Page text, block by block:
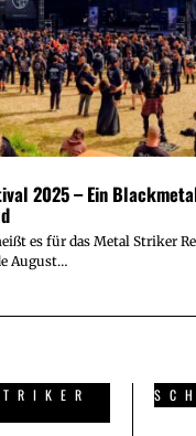
2025 – Ein
es für das Metal Striker
August…